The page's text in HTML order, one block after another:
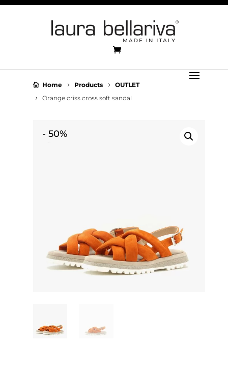
Home Products
OUTLET
Orange criss cross soft sandal
- 50%